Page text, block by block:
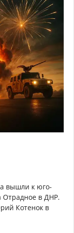
вышли к юго-
Отрадное в ДНР.
Котенок в